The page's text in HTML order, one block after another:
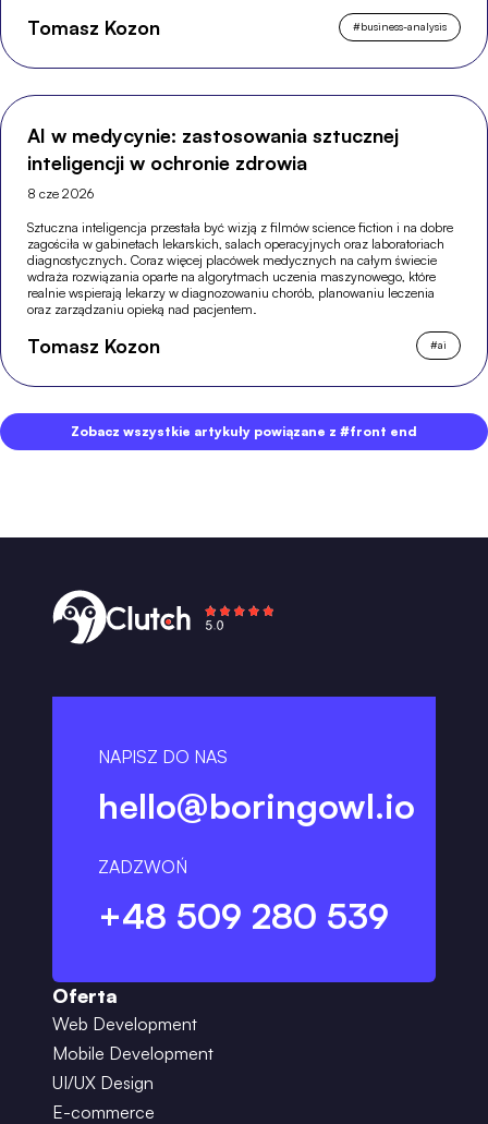
Tomasz Kozon #business-analysis
AI w medycynie: zastosowania sztucznej
inteligencji w ochronie zdrowia
8 cze 2026
Sztuczna inteligencja przestała być wizją z filmów science fiction i na dobre
zagościła w gabinetach lekarskich, salach operacyjnych oraz laboratoriach
diagnostycznych. Coraz więcej placówek medycznych na całym świecie
wdraża rozwiązania oparte na algorytmach uczenia maszynowego, które
realnie wspierają lekarzy w diagnozowaniu chorób, planowaniu leczenia
oraz zarządzaniu opieką nad pacjentem.
Tomasz Kozon #ai
Zobacz wszystkie artykuły powiązane z #front end
NAPISZ DO NAS
hello@boringowl.io
ZADZWOŃ
+48 509 280 539
Oferta
Web Development
Mobile Development
UI/UX Design
E-commerce